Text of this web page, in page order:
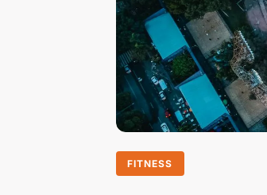
FITNESS